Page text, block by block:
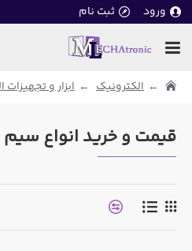
ورود ثبت نام
الکترونیک ابزار و تجهیزات
قیمت و خرید انواع